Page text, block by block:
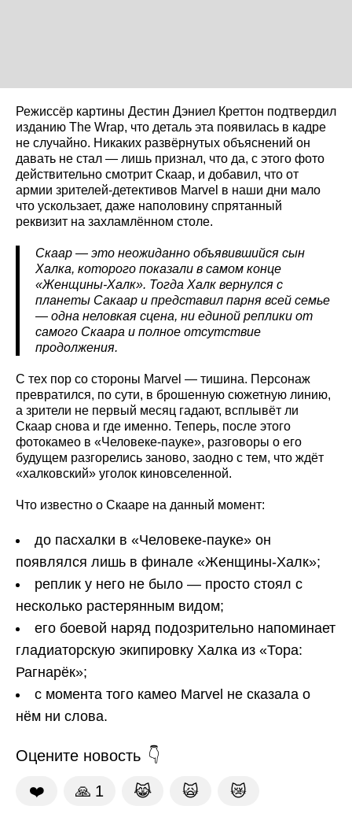
Режиссёр картины Дестин Дэниел Креттон подтвердил
изданию The Wrap, что деталь эта появилась в кадре
не случайно. Никаких развёрнутых объяснений он
давать не стал — лишь признал, что да, с этого фото
действительно смотрит Скаар, и добавил, что от
армии зрителей-детективов Marvel в наши дни мало
что ускользает, даже наполовину спрятанный
реквизит на захламлённом столе.
Скаар — это неожиданно объявившийся сын
Халка, которого показали в самом конце
«Женщины-Халк». Тогда Халк вернулся с
планеты Сакаар и представил парня всей семье
— одна неловкая сцена, ни единой реплики от
самого Скаара и полное отсутствие
продолжения.
С тех пор со стороны Marvel — тишина. Персонаж
превратился, по сути, в брошенную сюжетную линию,
а зрители не первый месяц гадают, всплывёт ли
Скаар снова и где именно. Теперь, после этого
фотокамео в «Человеке-пауке», разговоры о его
будущем разгорелись заново, заодно с тем, что ждёт
«халковский» уголок киновселенной.
Что известно о Скааре на данный момент:
до пасхалки в «Человеке-пауке» он
появлялся лишь в финале «Женщины-Халк»;
реплик у него не было — просто стоял с
несколько растерянным видом;
его боевой наряд подозрительно напоминает
гладиаторскую экипировку Халка из «Тора:
Рагнарёк»;
с момента того камео Marvel не сказала о
нём ни слова.
Оцените новость
❤️ 🙏 1 😹 🙀 😿